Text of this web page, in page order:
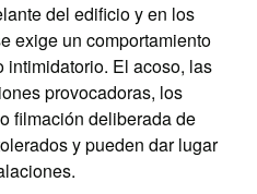
del edificio y en los
exige un comportamiento
intimidatorio. El acoso, las
provocadoras, los
filmación deliberada de
y pueden dar lugar